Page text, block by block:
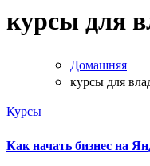
курсы для
Домашняя
курсы для
Курсы
Как начать бизнес на